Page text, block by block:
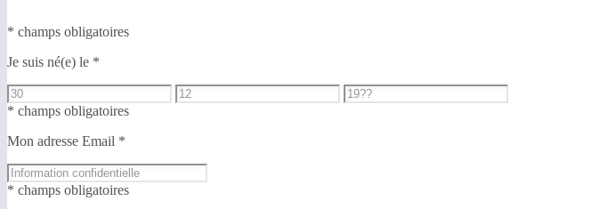
* champs obligatoires
Je suis né(e) le *
* champs obligatoires
Mon adresse Email *
* champs obligatoires